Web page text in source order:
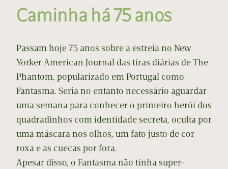
Caminha há 75 anos
Passam hoje 75 anos sobre a estreia no New
Yorker American Journal das tiras diárias de The
Phantom, popularizado em Portugal como
Fantasma. Seria no entanto necessário aguardar
uma semana para conhecer o primeiro herói dos
quadradinhos com identidade secreta, oculta por
uma máscara nos olhos, um fato justo de cor
roxa e as cuecas por fora.
Apesar disso, o Fantasma não tinha super-